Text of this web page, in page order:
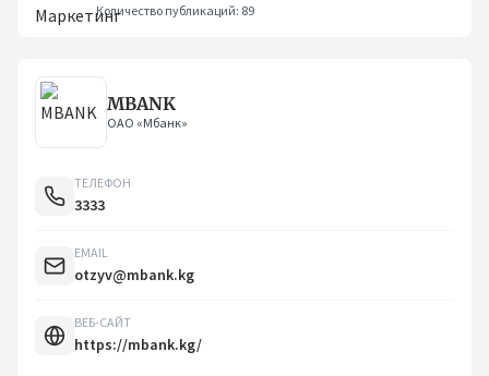
Количество публикаций: 89
MBANK
ОАО «Мбанк»
ТЕЛЕФОН
3333
EMAIL
otzyv@mbank.kg
ВЕБ-САЙТ
https://mbank.kg/